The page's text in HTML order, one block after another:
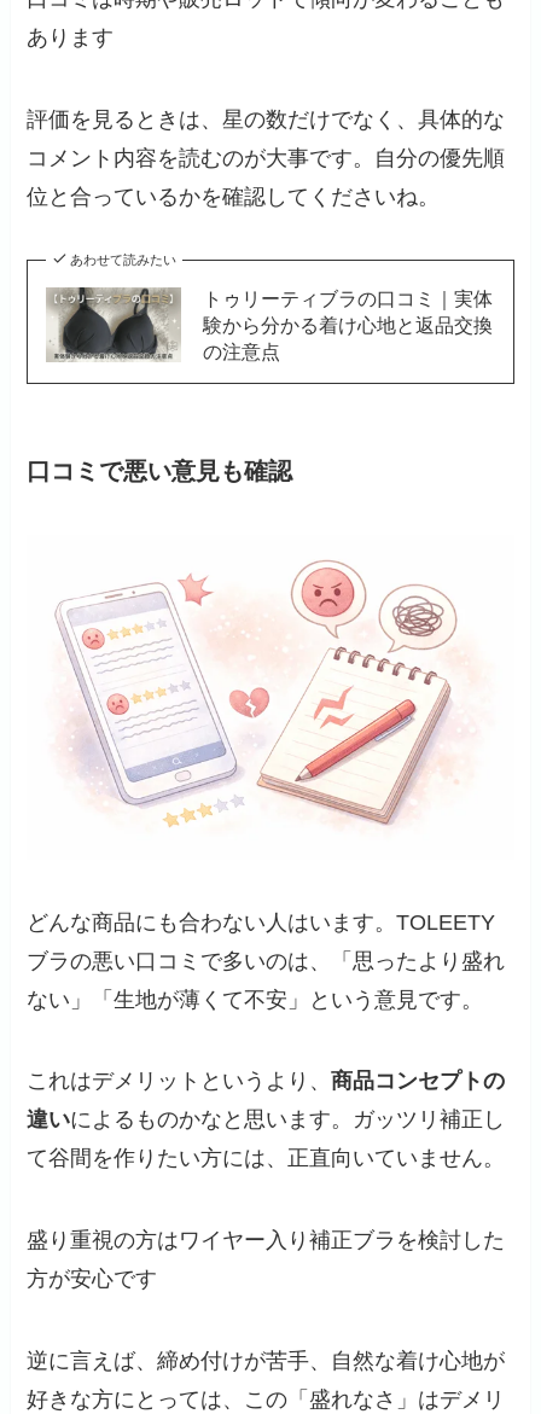
あります
評価を見るときは、星の数だけでなく、具体的な
コメント内容を読むのが大事です。自分の優先順
位と合っているかを確認してくださいね。
あわせて読みたい
トゥリーティブラの口コミ｜実体
験から分かる着け心地と返品交換
の注意点
口コミで悪い意見も確認
どんな商品にも合わない人はいます。TOLEETY
ブラの悪い口コミで多いのは、「思ったより盛れ
ない」「生地が薄くて不安」という意見です。
これはデメリットというより、商品コンセプトの
違いによるものかなと思います。ガッツリ補正し
て谷間を作りたい方には、正直向いていません。
盛り重視の方はワイヤー入り補正ブラを検討した
方が安心です
逆に言えば、締め付けが苦手、自然な着け心地が
好きな方にとっては、この「盛れなさ」はデメリ